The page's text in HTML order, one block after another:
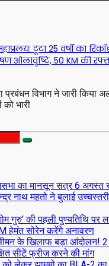
टूटा 25 वर्षों का
ओलावृष्टि, 50 KM की
विभाग ने जारी किया
भारी
का मानसून सत्र 6
नाथ महतो ने बुलाई
गुरु’ की पहली पुण्यतिथि पर
हेमंत सोरेन करेंगे अनावरण
के खिलाफ बड़ा आंदोलन! 2
सीटें फ्रीज करने की मांग